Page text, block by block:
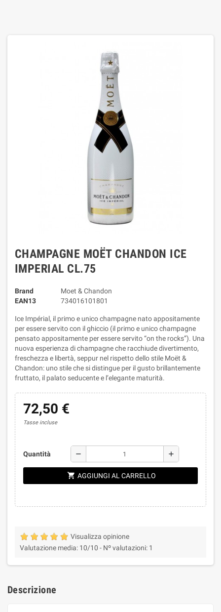
CHAMPAGNE MOËT CHANDON ICE
IMPERIAL CL.75
Brand
Moet & Chandon
EAN13
734016101801
Ice Impérial, il primo e unico champagne nato appositamente
per essere servito con il ghiccio (il primo e unico champagne
pensato appositamente per essere servito “on the rocks”). Una
nuova esperienza di champagne che racchiude divertimento,
freschezza e libertà, seppur nel rispetto dello stile Moët &
Chandon: uno stile che si distingue per il gusto brillantemente
fruttato, il palato seducente e l’elegante maturità.
72,50 €
Tasse incluse
Quantità remove add
shopping_cart AGGIUNGI AL CARRELLO
Visualizza opinione
Valutazione media: 10/10 - Nº valutazioni: 1
Descrizione